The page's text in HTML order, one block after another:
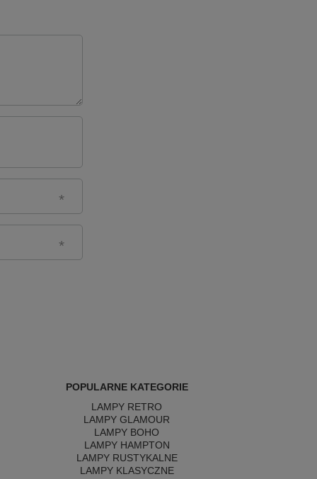
POPULARNE KATEGORIE
LAMPY RETRO
LAMPY GLAMOUR
LAMPY BOHO
LAMPY HAMPTON
LAMPY RUSTYKALNE
LAMPY KLASYCZNE